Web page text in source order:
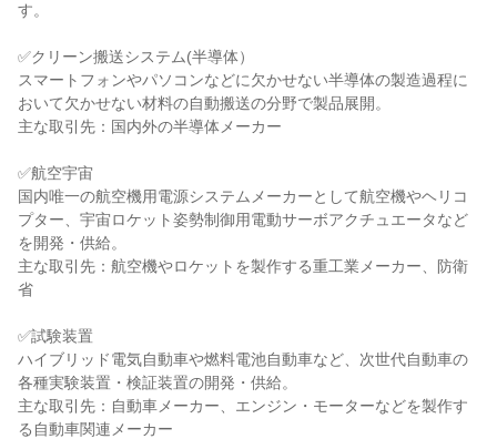
す。
✅クリーン搬送システム(半導体）
スマートフォンやパソコンなどに欠かせない半導体の製造過程に
おいて欠かせない材料の自動搬送の分野で製品展開。
主な取引先：国内外の半導体メーカー
✅航空宇宙
国内唯一の航空機用電源システムメーカーとして航空機やヘリコ
プター、宇宙ロケット姿勢制御用電動サーボアクチュエータなど
を開発・供給。
主な取引先：航空機やロケットを製作する重工業メーカー、防衛
省
✅試験装置
ハイブリッド電気自動車や燃料電池自動車など、次世代自動車の
各種実験装置・検証装置の開発・供給。
主な取引先：自動車メーカー、エンジン・モーターなどを製作す
る自動車関連メーカー